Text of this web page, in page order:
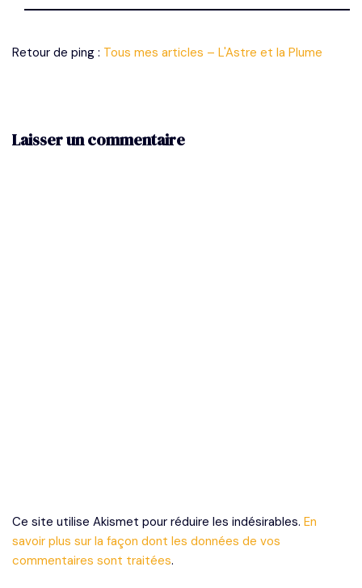
Retour de ping : Tous mes articles – L'Astre et la Plume
Laisser un commentaire
Ce site utilise Akismet pour réduire les indésirables. En
savoir plus sur la façon dont les données de vos
commentaires sont traitées.